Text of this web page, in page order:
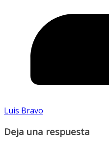
Luis Bravo
Deja una respuesta